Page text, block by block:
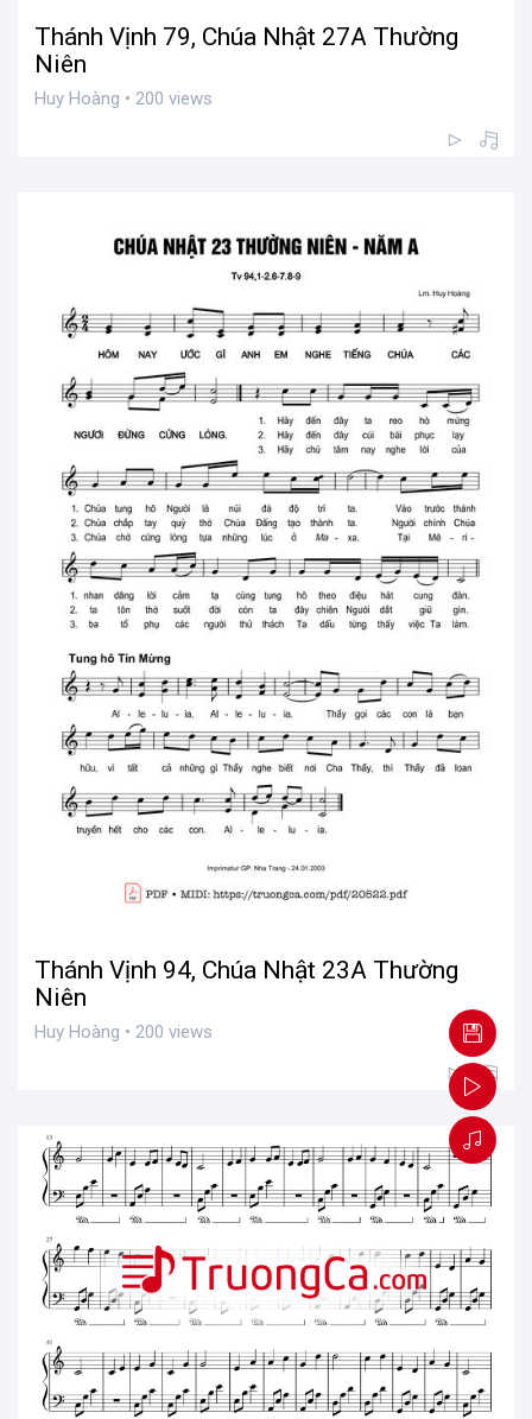
Thánh Vịnh 79, Chúa Nhật 27A Thường
Niên
Huy Hoàng • 200 views
Thánh Vịnh 94, Chúa Nhật 23A Thường
Niên
Huy Hoàng • 200 views